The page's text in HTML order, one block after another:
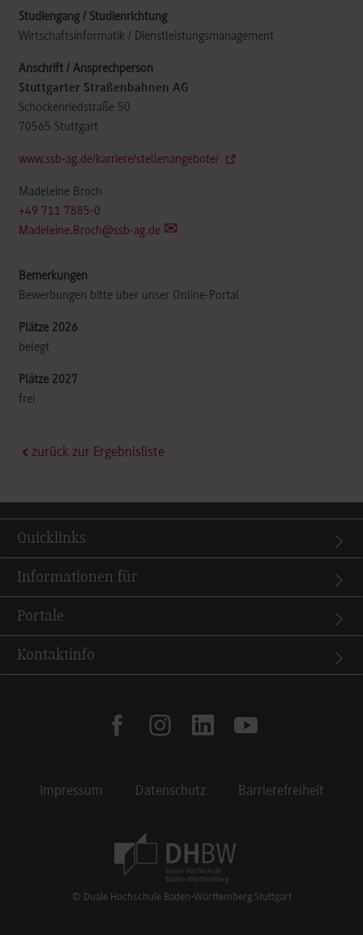
Wirtschaftsinformatik / Dienstleistungsmanagement
Stuttgarter Straßenbahnen AG
Schockenriedstraße 50
70565 Stuttgart
www.ssb-ag.de/karriere/stellenangebote/
Madeleine Broch
+49 711 7885-0
Madeleine.Broch@ssb-ag.de
Bewerbungen bitte über unser Online-Portal
belegt
frei
zurück zur Ergebnisliste
Quicklinks
Informationen für
Portale
Kontaktinfo
facebookinstagramlinkedinyoutube
Impressum Datenschutz Barrierefreiheit
© Duale Hochschule Baden-Württemberg Stuttgart